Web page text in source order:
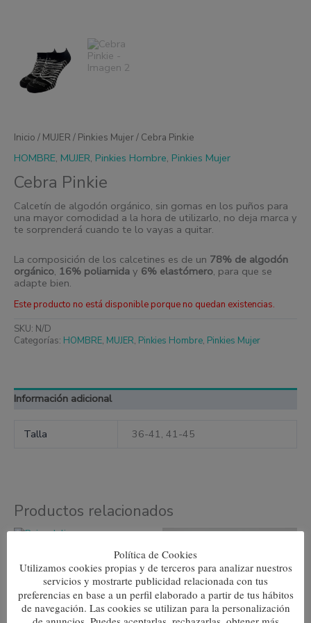
Inicio / MUJER / Pinkies Mujer/ Cebra Pinkie
HOMBRE, MUJER, Pinkies Hombre, Pinkies Mujer
Cebra Pinkie
Calcetín de algodón orgánico, sin gomas en los puños para
una mayor comodidad a la hora de utilizarlo, no deja marca y
te sorprenderá cuando te lo vayas a quitar.
La composición de los calcetines es de un 78% de algodón
orgánico, 16% poliamida y 6% elastómero, para que se
adapte bien.
Este producto no está disponible porque no quedan existencias.
SKU: N/D
Categorías: HOMBRE, MUJER, Pinkies Hombre, Pinkies Mujer
Información adicional
Talla 36-41, 41-45
Productos relacionados
7,80€
Seleccionar opciones
Este
tiene
múltiples
variantes.
Las
opciones
se
Este
Las
se
Política de Cookies
Utilizamos cookies propias y de terceros para analizar nuestros
servicios y mostrarte publicidad relacionada con tus
preferencias en base a un perfil elaborado a partir de tus hábitos
de navegación. Las cookies se utilizan para la personalización